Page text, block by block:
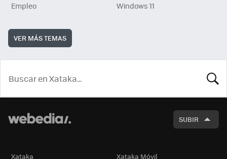
Empleo
Windows 11
VER MÁS TEMAS
SUBIR
Xataka Xataka Móvil